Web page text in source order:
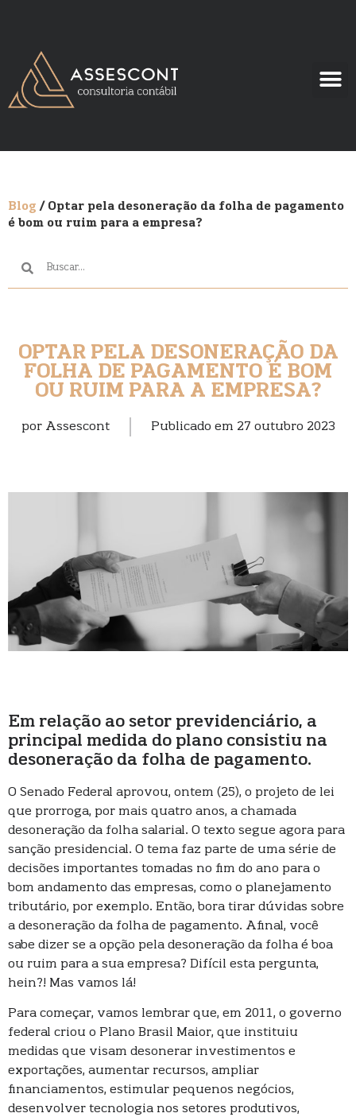
Blog/ Optar pela desoneração da folha de pagamento
é bom ou ruim para a empresa?
OPTAR PELA DESONERAÇÃO DA
FOLHA DE PAGAMENTO É BOM
OU RUIM PARA A EMPRESA?
por Assescont Publicado em 27 outubro 2023
Em relação ao setor previdenciário, a
principal medida do plano consistiu na
desoneração da folha de pagamento.
O Senado Federal aprovou, ontem (25), o projeto de lei
que prorroga, por mais quatro anos, a chamada
desoneração da folha salarial. O texto segue agora para
sanção presidencial. O tema faz parte de uma série de
decisões importantes tomadas no fim do ano para o
bom andamento das empresas, como o planejamento
tributário, por exemplo. Então, bora tirar dúvidas sobre
a desoneração da folha de pagamento. Afinal, você
sabe dizer se a opção pela desoneração da folha é boa
ou ruim para a sua empresa? Difícil esta pergunta,
hein?! Mas vamos lá!
Para começar, vamos lembrar que, em 2011, o governo
federal criou o Plano Brasil Maior, que instituiu
medidas que visam desonerar investimentos e
exportações, aumentar recursos, ampliar
financiamentos, estimular pequenos negócios,
desenvolver tecnologia nos setores produtivos,